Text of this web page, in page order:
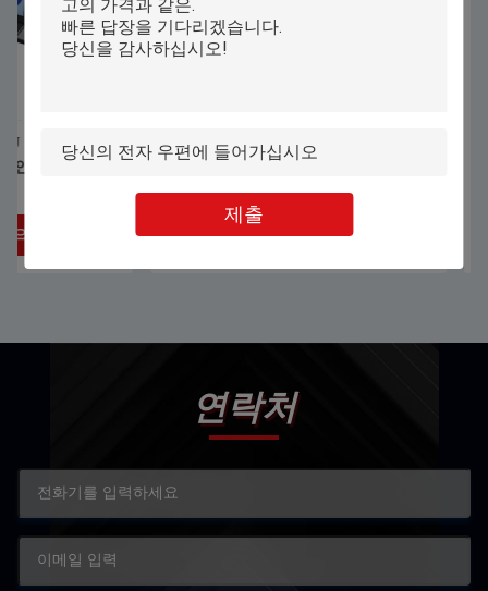
제출
4500mAH 배터리와 I5 I7 게임 노트북
최고의 가격을 얻으십시오
연락처